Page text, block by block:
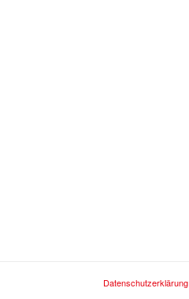
Datenschutzerklärung